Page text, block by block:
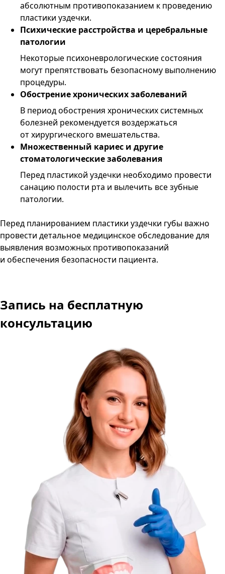
абсолютным противопоказанием к проведению
пластики уздечки.
Психические расстройства и церебральные
патологии
Некоторые психоневрологические состояния
могут препятствовать безопасному выполнению
процедуры.
Обострение хронических заболеваний
В период обострения хронических системных
болезней рекомендуется воздержаться
от хирургического вмешательства.
Множественный кариес и другие
стоматологические заболевания
Перед пластикой уздечки необходимо провести
санацию полости рта и вылечить все зубные
патологии.
Перед планированием пластики уздечки губы важно
провести детальное медицинское обследование для
выявления возможных противопоказаний
и обеспечения безопасности пациента.
Запись на бесплатную
консультацию